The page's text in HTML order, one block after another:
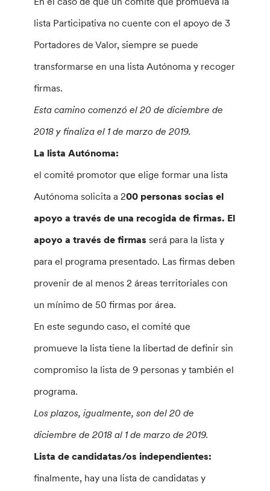
lista Participativa no cuente con el apoyo de 3
Portadores de Valor, siempre se puede
transformarse en una lista Autónoma y recoger
firmas.
Esta camino comenzó el 20 de diciembre de
2018 y finaliza el 1 de marzo de 2019.
La lista Autónoma:
el comité promotor que elige formar una lista
Autónoma solicita a 200 personas socias el
apoyo a través de una recogida de firmas. El
apoyo a través de firmas será para la lista y
para el programa presentado. Las firmas deben
provenir de al menos 2 áreas territoriales con
un mínimo de 50 firmas por área.
En este segundo caso, el comité que
promueve la lista tiene la libertad de definir sin
compromiso la lista de 9 personas y también el
programa.
Los plazos, igualmente, son del 20 de
diciembre de 2018 al 1 de marzo de 2019.
Lista de candidatas/os independientes:
finalmente, hay una lista de candidatas y